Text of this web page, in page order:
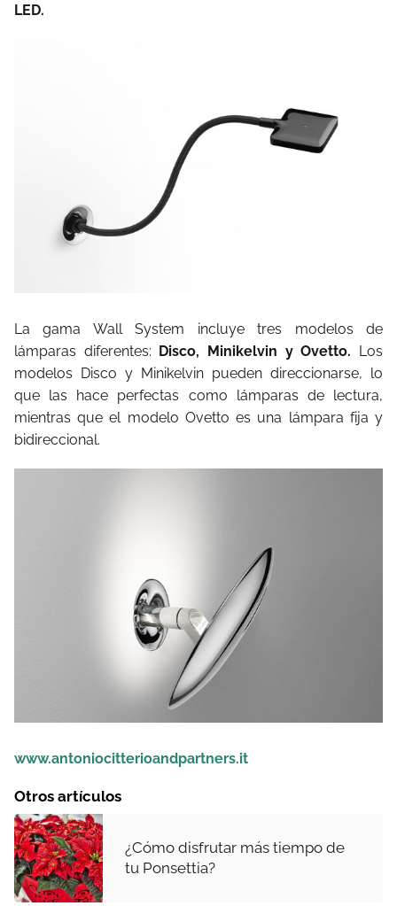
LED.
La gama Wall System incluye tres modelos de
lámparas diferentes: Disco, Minikelvin y Ovetto. Los
modelos Disco y Minikelvin pueden direccionarse, lo
que las hace perfectas como lámparas de lectura,
mientras que el modelo Ovetto es una lámpara fija y
bidireccional.
www.antoniocitterioandpartners.it
Otros artículos
¿Cómo disfrutar más tiempo de
tu Ponsettia?